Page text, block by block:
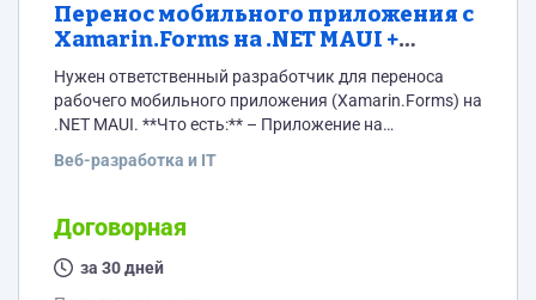
Перенос мобильного приложения с
Xamarin.Forms на .NET MAUI +
реализация нового дизайна
Нужен ответственный разработчик для переноса
рабочего мобильного приложения (Xamarin.Forms) на
.NET MAUI. **Что есть:** – Приложение на
документации, – Новый дизайн полностью готов в
нужно:** – Перенести проект на MAUI, – Реализовать
новый UI по макетам из Figma, – Настроить сборку
под Android и iOS, – Соблюдать вменяемую
Веб-разработка и IT
Договорная
за 30 дней